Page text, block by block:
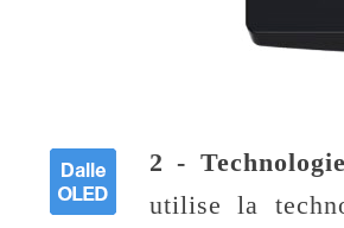
2 -
utilise la